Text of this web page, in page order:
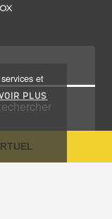
et
PLUS
nous?